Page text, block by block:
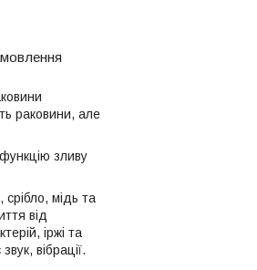
раковини, але
зливу
срібло, мідь та
від
іржі та
вібрації.